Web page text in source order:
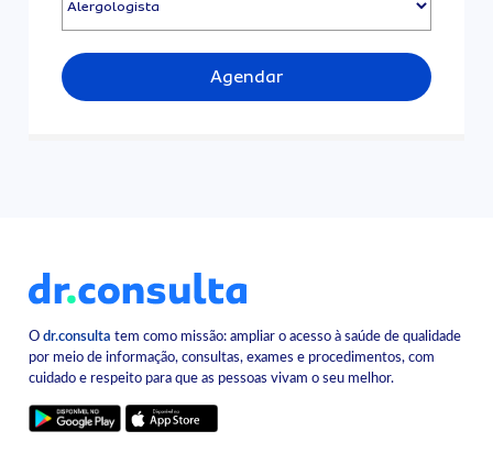
Agendar
Odr.consulta tem como missão: ampliar o acesso à saúde de qualidade
por meio de informação, consultas, exames e procedimentos, com
cuidado e respeito para que as pessoas vivam o seu melhor.